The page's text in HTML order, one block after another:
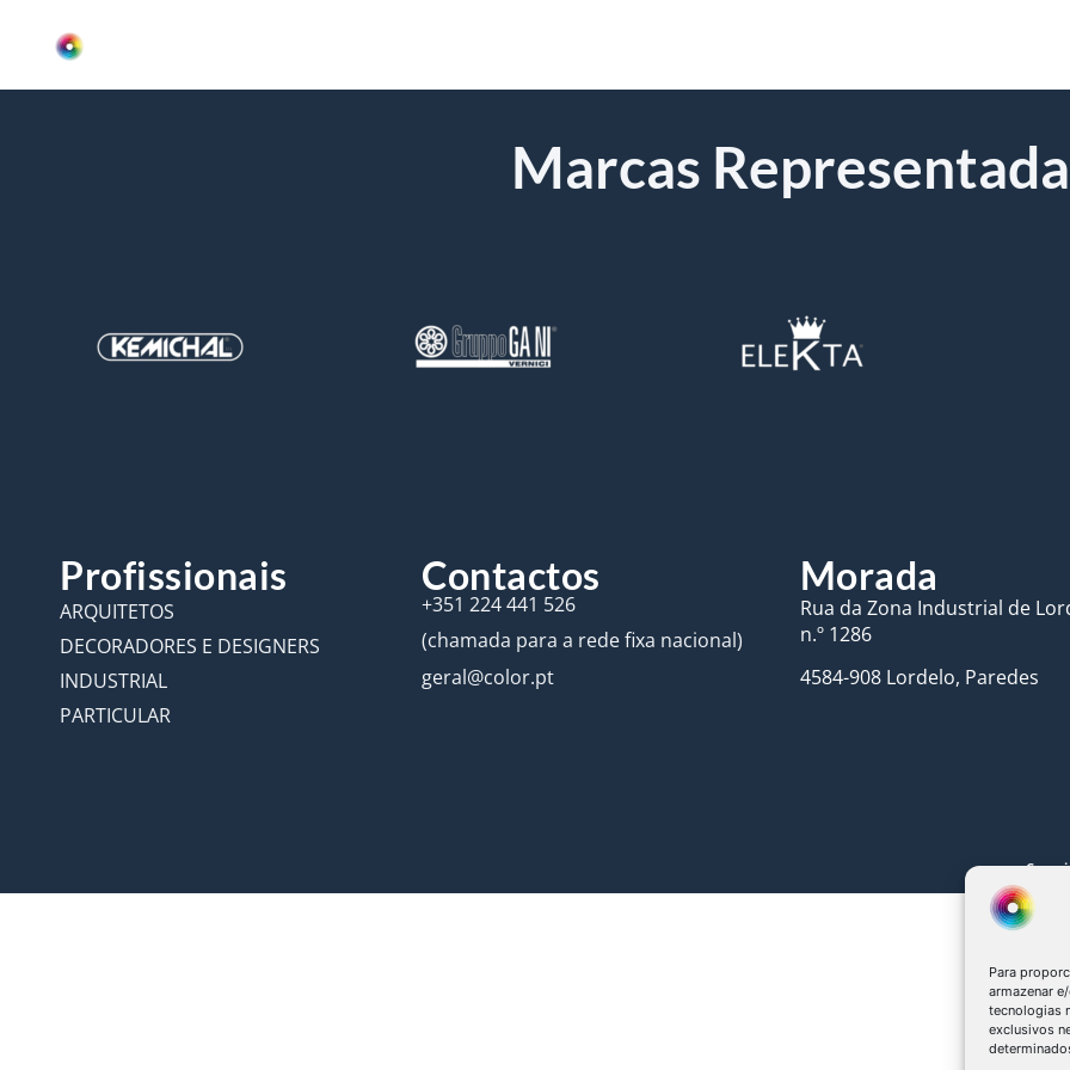
Para
armazenar
tecnologias
exclusivos
Marcas
Profissionais
ARQUITETOS
DECORADORES E DESIGNERS
INDUSTRIAL
PARTICULAR
Contactos
+351 224 441 526
(chamada para a rede fixa nacional)
geral@color.pt
Morada
Rua da Zona Industrial de
n.º 1286
4584-908 Lordelo, Paredes